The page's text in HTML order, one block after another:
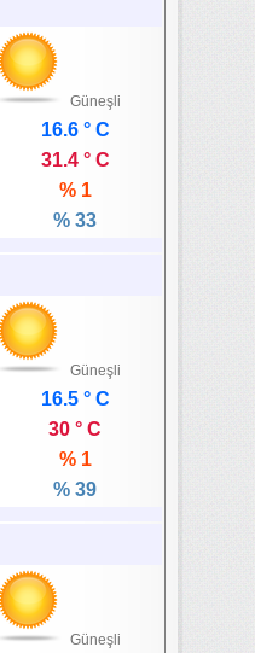
Güneşli
16.6 ° C
31.4 ° C
% 1
% 33
Güneşli
16.5 ° C
30 ° C
% 1
% 39
Güneşli